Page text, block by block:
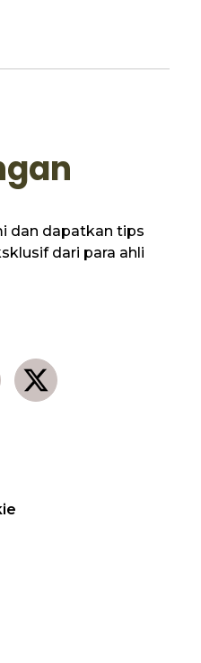
dan dapatkan tips
dari para ahli